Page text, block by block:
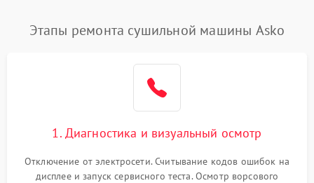
Этапы ремонта сушильной машины Asko
1. Диагностика и визуальный осмотр
Отключение от электросети. Считывание кодов ошибок на
дисплее и запуск сервисного теста. Осмотр ворсового